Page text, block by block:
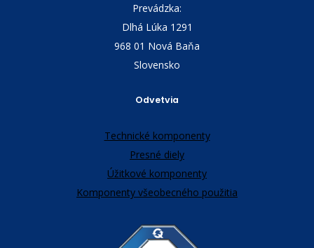
Prevádzka:
Dlhá Lúka 1291
968 01 Nová Baňa
Slovensko
Odvetvia
Technické komponenty
Presné diely
Úžitkové komponenty
Komponenty všeobecného použitia